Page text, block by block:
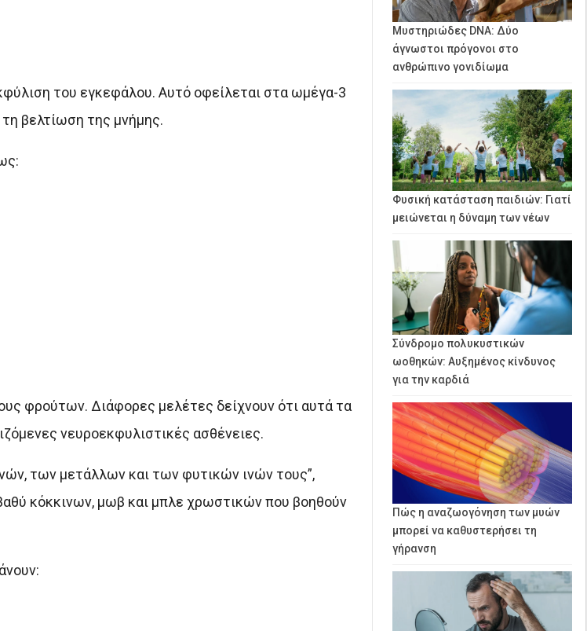
του εγκεφάλου. Αυτό οφείλεται στα ωμέγα-3
βελτίωση της μνήμης.
φρούτων. Διάφορες μελέτες δείχνουν ότι αυτά τα
νευροεκφυλιστικές ασθένειες.
των μετάλλων και των φυτικών ινών τους”,
κόκκινων, μωβ και μπλε χρωστικών που βοηθούν
Μυστηριώδες DNA: Δύο
άγνωστοι πρόγονοι στο
ανθρώπινο γονιδίωμα
Φυσική κατάσταση παιδιών: Γιατί
μειώνεται η δύναμη των νέων
Σύνδρομο πολυκυστικών
ωοθηκών: Αυξημένος κίνδυνος
για την καρδιά
Πώς η αναζωογόνηση των μυών
μπορεί να καθυστερήσει τη
γήρανση